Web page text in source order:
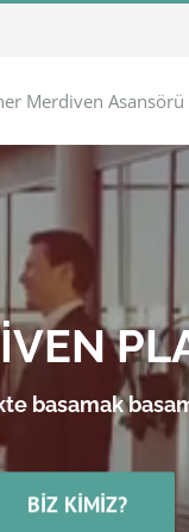
Merdiven Asansörü
basamak
BIZ KIMIZ?